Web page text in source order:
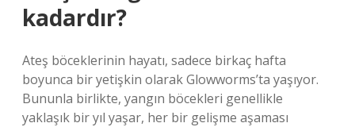
kadardır?
Ateş böceklerinin hayatı, sadece birkaç hafta
boyunca bir yetişkin olarak Glowworms’ta yaşıyor.
Bununla birlikte, yangın böcekleri genellikle
yaklaşık bir yıl yaşar, her bir gelişme aşaması